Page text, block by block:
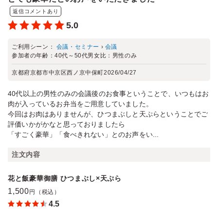
返信コメントあり
5.0
ご利用シーン： 会議・セミナー › 会議
参加者の年齢：40代～50代男女比： 男性のみ
京都府京都市中京区西ノ京中保町2026/04/27
40代以上の男性のみの会議後のお食事ということで、いつもはお
肉が入っているお弁当をご用意していました。
今回はお肉はありませんが、ひつまぶしと天ぷらということでご
評価いかがかなと思っておりましたら
「すごく豪華」「食べきれない」とのお声をい...
注文内容
花と飯豪華御膳 ひつまぶし×天ぷら
1,500 円（税込）
4.5